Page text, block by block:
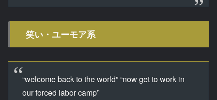
笑い・ユーモア系
“welcome back to the world” “now get to work in
our forced labor camp”